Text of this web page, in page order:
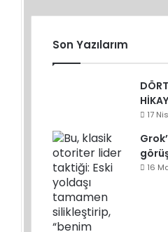
Son Yazılarım
17
16